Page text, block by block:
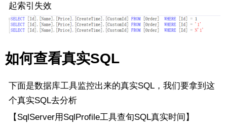
起索引失效
如何查看真实SQL
下面是数据库工具监控出来的真实SQL，我们要拿到这
个真实SQL去分析
【SqlServer用SqlProfile工具查旬SQL真实时间】